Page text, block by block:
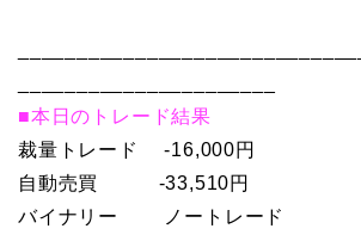
■本日のトレード結果
裁量トレード -16,000円
自動売買 -33,510円
バイナリー ノートレード